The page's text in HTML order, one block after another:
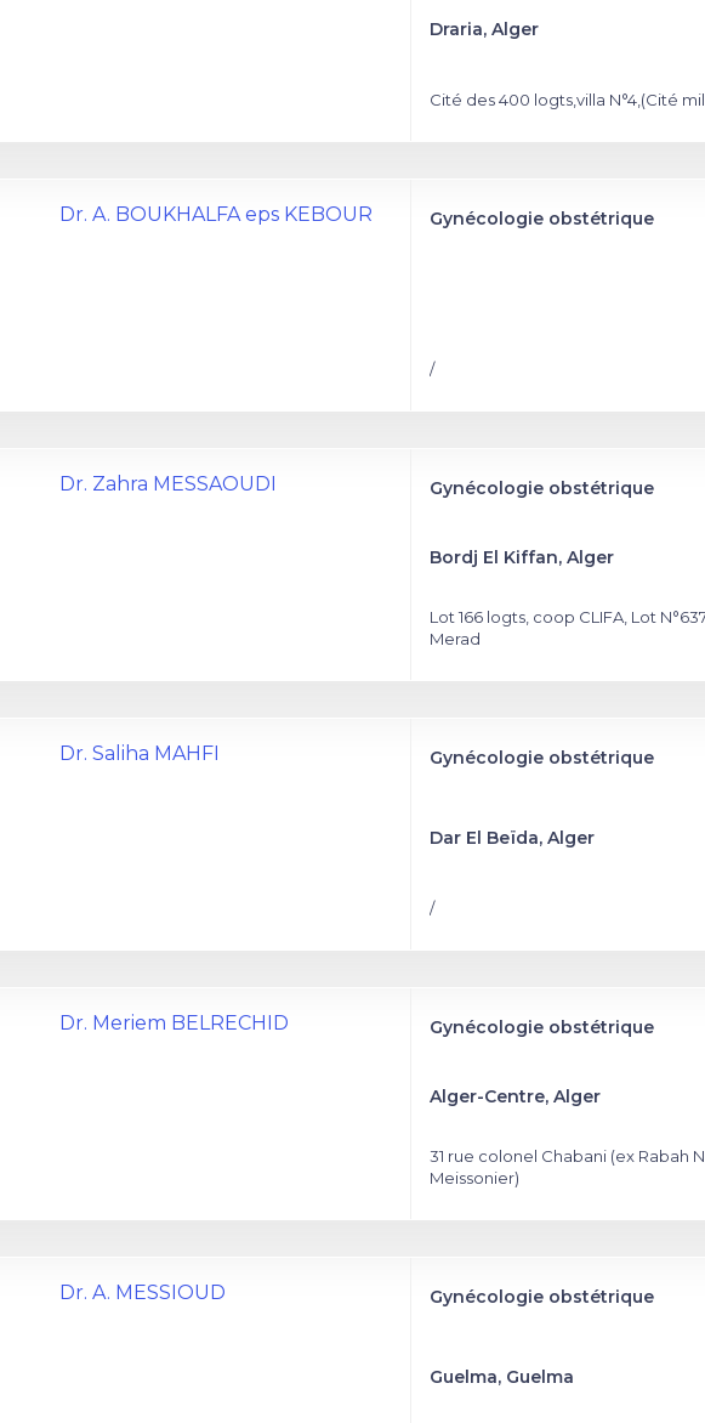
Draria, Alger
Cité des 400 logts,villa N°4,(Cité
Dr. A. BOUKHALFA eps KEBOUR Gynécologie obstétrique
/
Dr. Zahra MESSAOUDI Gynécologie obstétrique
Bordj El Kiffan, Alger
Lot 166 logts, coop CLIFA, Lot
Merad
Dr. Saliha MAHFI Gynécologie obstétrique
Dar El Beïda, Alger
/
Dr. Meriem BELRECHID Gynécologie obstétrique
Alger-Centre, Alger
31 rue colonel Chabani (ex Rabah
Meissonier)
Dr. A. MESSIOUD Gynécologie obstétrique
Guelma, Guelma